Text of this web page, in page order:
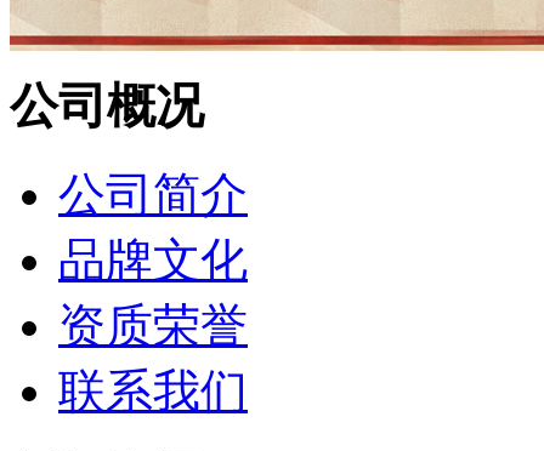
公司概况
公司简介
品牌文化
资质荣誉
联系我们